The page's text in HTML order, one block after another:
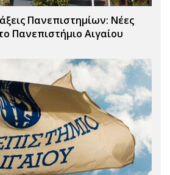
Πανεπιστημίων: Νέες
Πανεπιστήμιο Αιγαίου